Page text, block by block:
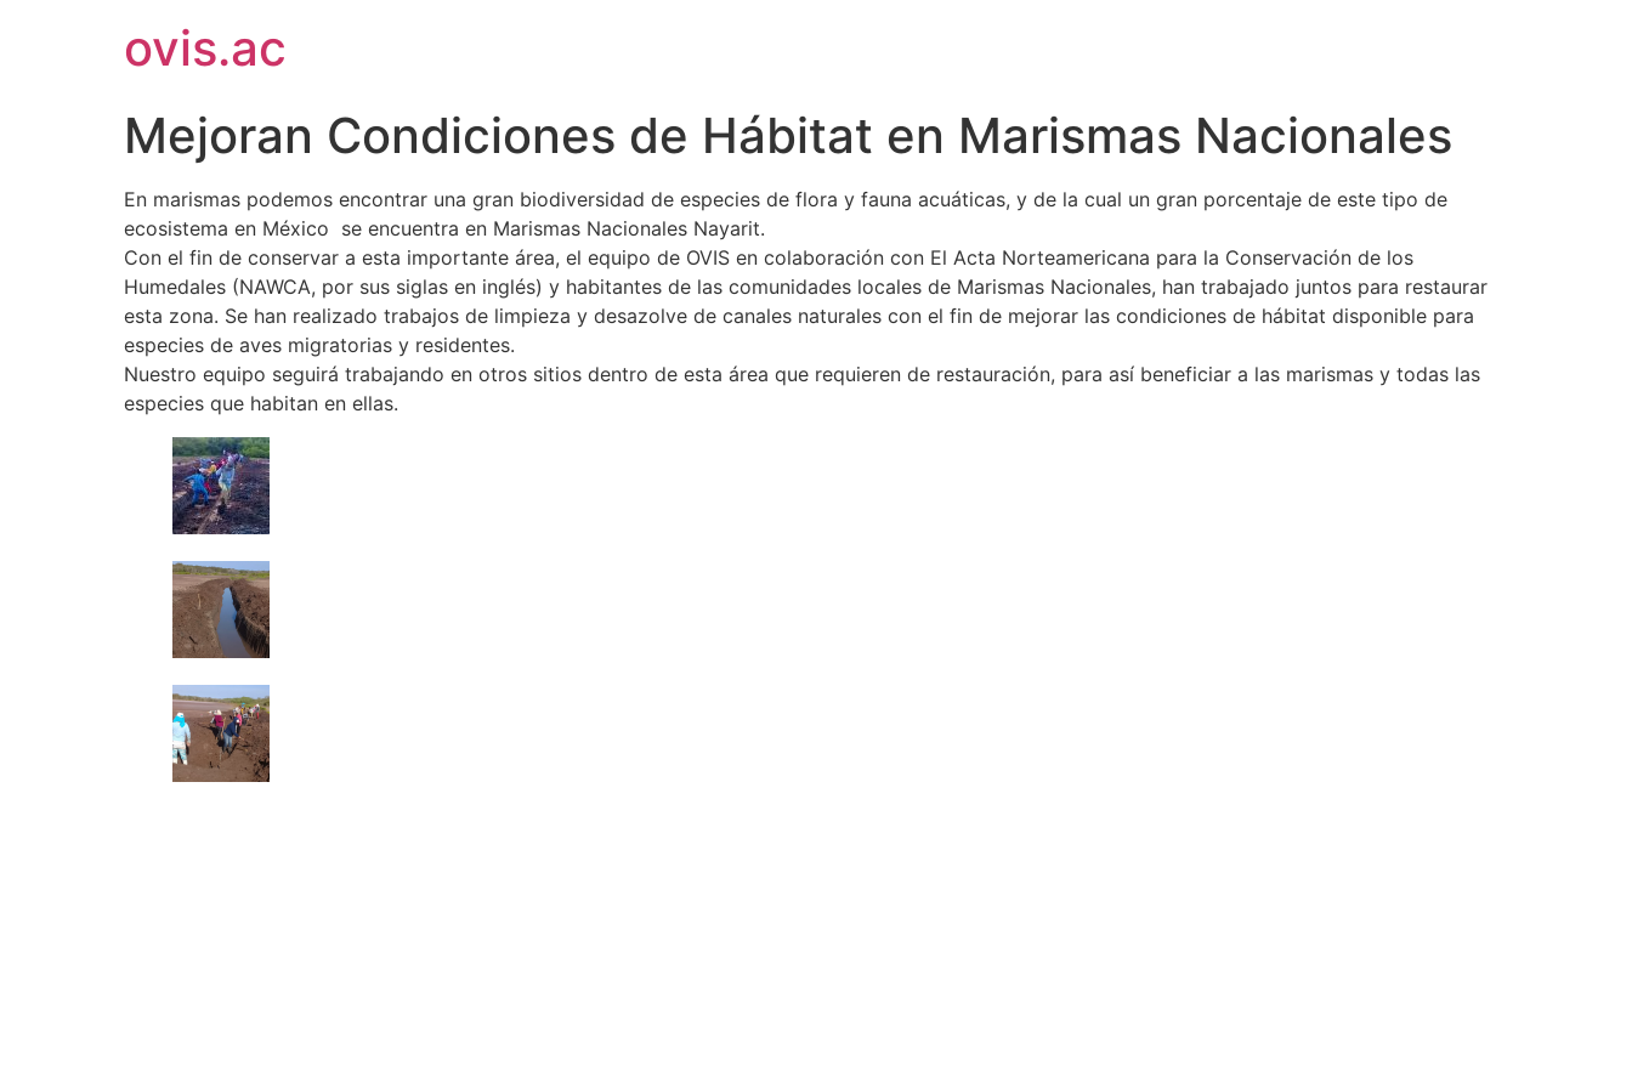
ovis.ac
Mejoran Condiciones de Hábitat en Marismas Nacionales
En marismas podemos encontrar una gran biodiversidad de especies de flora y fauna acuáticas, y de la cual un gran porcentaje de este tipo de
ecosistema en México se encuentra en Marismas Nacionales Nayarit.
Con el fin de conservar a esta importante área, el equipo de OVIS en colaboración con El Acta Norteamericana para la Conservación de los
Humedales (NAWCA, por sus siglas en inglés) y habitantes de las comunidades locales de Marismas Nacionales, han trabajado juntos para restaurar
esta zona. Se han realizado trabajos de limpieza y desazolve de canales naturales con el fin de mejorar las condiciones de hábitat disponible para
especies de aves migratorias y residentes.
Nuestro equipo seguirá trabajando en otros sitios dentro de esta área que requieren de restauración, para así beneficiar a las marismas y todas las
especies que habitan en ellas.